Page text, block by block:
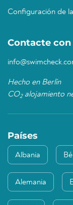
Configuración de
Contacte con
Hecho en Berlín
CO2alojamiento
Países
Albania
Alemania